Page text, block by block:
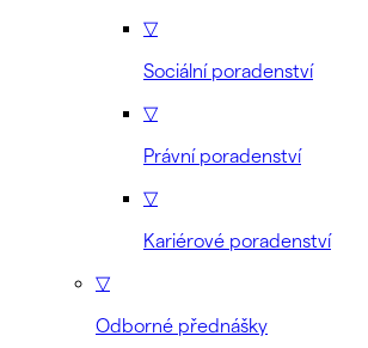
▽
Sociální poradenství
▽
Právní poradenství
▽
Kariérové poradenství
▽
Odborné přednášky